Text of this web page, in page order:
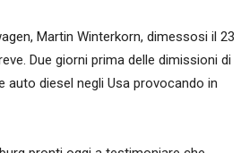
Martin Winterkorn, dimessosi il 23
Due giorni prima delle dimissioni di
auto diesel negli Usa provocando in